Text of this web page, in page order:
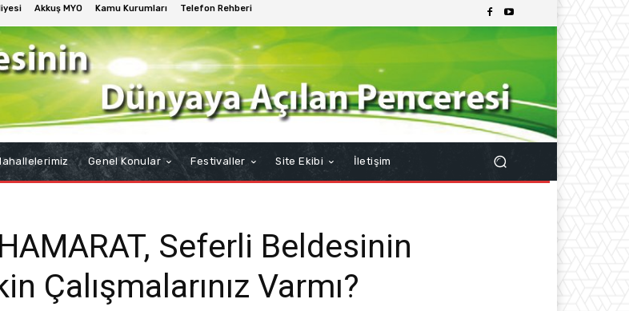
Akkuş MYO Kamu Kurumları
Telefon Rehberi
Genel Konular Festivaller Site Ekibi İletişim
Seferli Beldesinin
Çalışmalarınız Varmı?